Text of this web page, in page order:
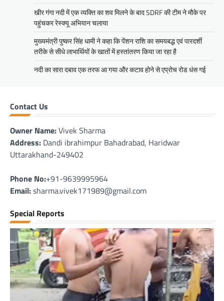
खीर गंगा नदी में एक व्यक्ति का शव मिलने के बाद SDRF की टीम ने मौके पर
पहुंचकर रेस्क्यू अभियान चलाया
मुख्यमंत्री पुष्कर सिंह धामी ने कहा कि पेंशन राशि का समयबद्ध एवं पारदर्शी
तरीके से सीधे लाभार्थियों के खातों में हस्तांतरण किया जा रहा है
नदी का सारा दबाव एक तरफ आ गया और कटाव होने से एप्रोच रोड धंस गई
Contact Us
Owner Name:Vivek Sharma
Address: Dandi ibrahimpur Bahadrabad, Haridwar
Uttarakhand-249402
Phone No:+91-9639995964
Email:sharma.vivek171989@gmail.com
Special Reports